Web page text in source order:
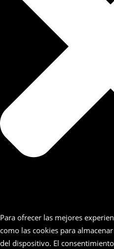
Para ofrecer las mejores
como las cookies para
del dispositivo. El